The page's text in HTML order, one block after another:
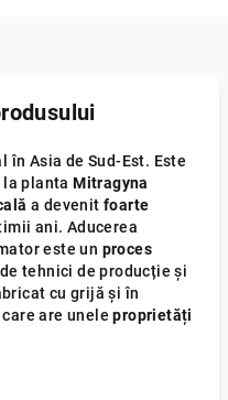
Asia de Sud-Est. Este
planta Mitragyna
a devenit foarte
ani. Aducerea
este un proces
tehnici de producție și
cu grijă și în
are unele proprietăți